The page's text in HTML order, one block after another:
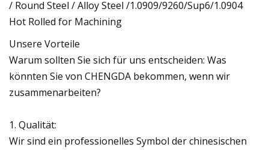
Unsere Vorteile
Warum sollten Sie sich für uns entscheiden: Was
könnten Sie von CHENGDA bekommen, wenn wir
zusammenarbeiten?
1. Qualität:
Wir sind ein professionelles Symbol der chinesischen